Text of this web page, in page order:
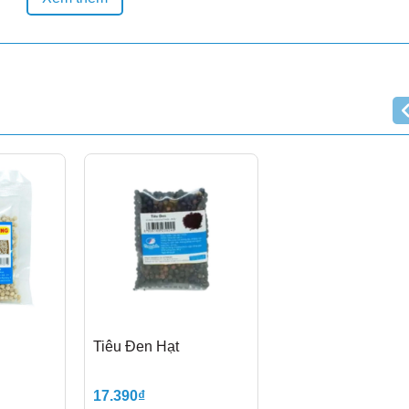
Tiêu Đen Hạt
17.390₫